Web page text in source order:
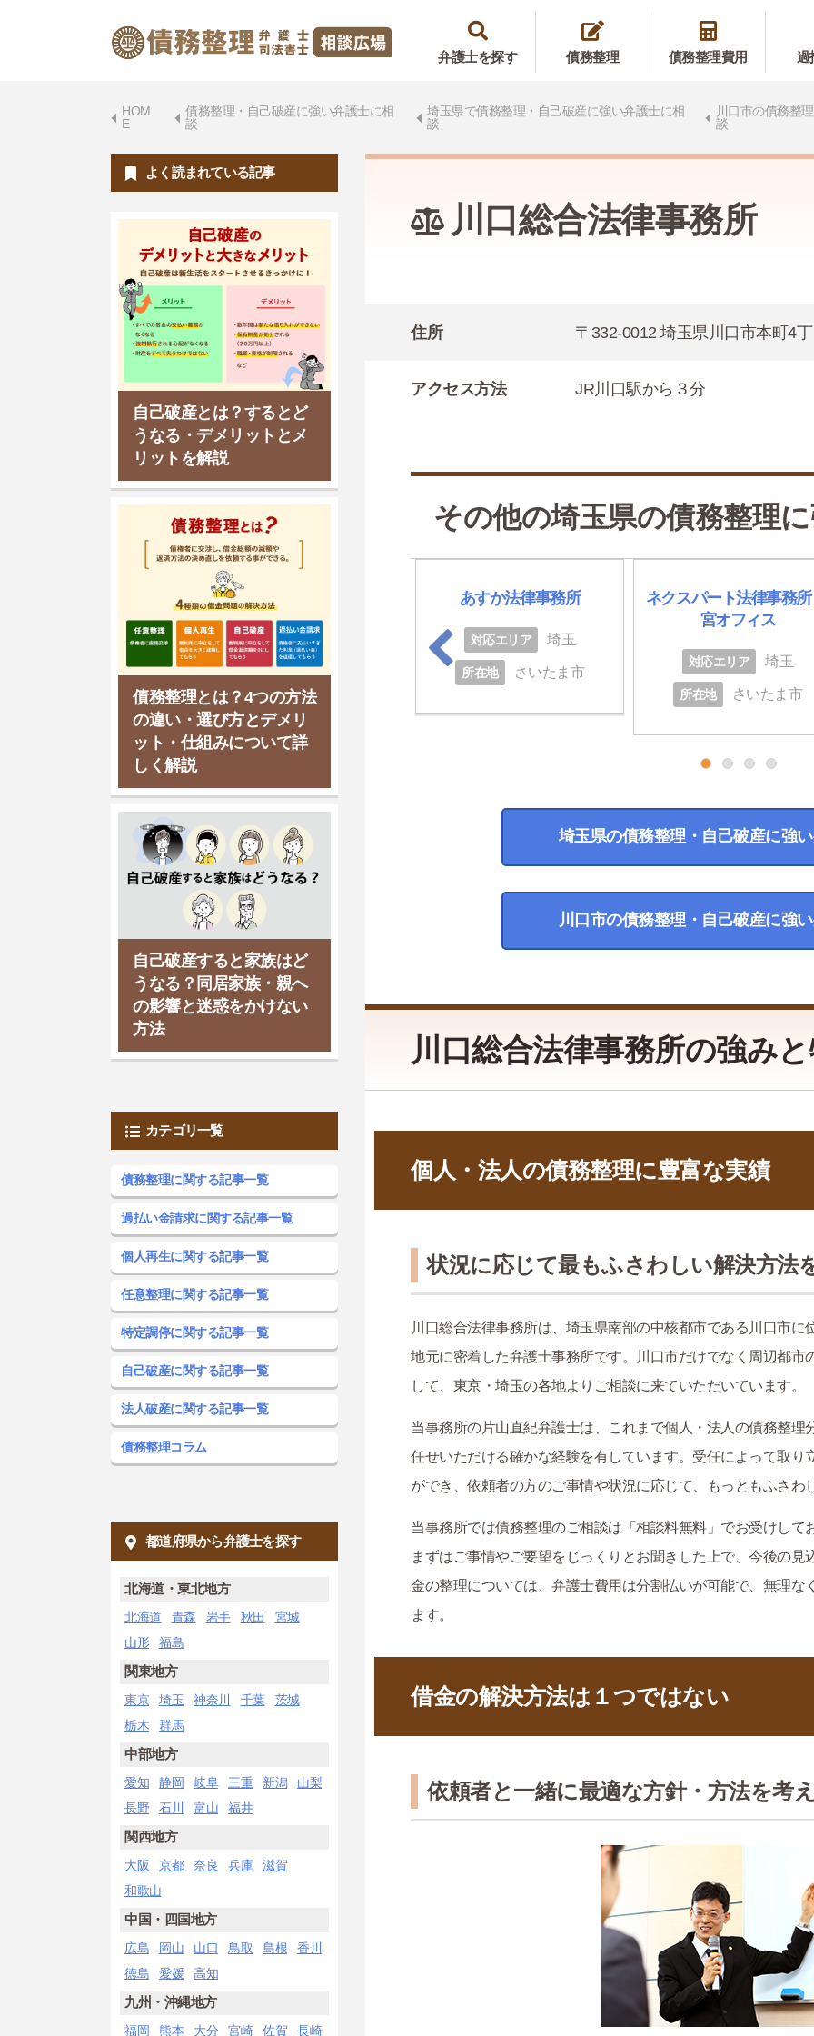
弁護士を探す 債務整理 債務整理費用 過
HOM
E
債務整理・自己破産に強い弁護士に相
談
埼玉県で債務整理・自己破産に強い弁護士に相
談
川口市の債務整
談
川口総合法律事務所
住所 〒332-0012 埼玉県川口市本町4
アクセス方法 JR川口駅から３分
その他の埼玉県の債務整理
ンス 大宮事務所
さいたま市
弁護士法人キャストグロー
バル 越谷レイクタウン支店
対応エリア
所在地 越谷市
あすか法律事務所
対応エリア 埼玉
所在地 さいたま市
ネクスパート法律事務所
宮オフィス
対応エリア 埼玉
所在地 さいたま市
埼玉県の債務整理・自己破産に強
川口市の債務整理・自己破産に強
川口総合法律事務所の強み
個人・法人の債務整理に豊富な実績
状況に応じて最もふさわしい解決方法
川口総合法律事務所は、埼玉県南部の中核都市である川口市
地元に密着した弁護士事務所です。川口市だけでなく周辺都市
して、東京・埼玉の各地よりご相談に来ていただいています。
当事務所の片山直紀弁護士は、これまで個人・法人の債務整理
任せいただける確かな経験を有しています。受任によって取り
ができ、依頼者の方のご事情や状況に応じて、もっともふさわ
当事務所では債務整理のご相談は「相談料無料」でお受けして
まずはご事情やご要望をじっくりとお聞きした上で、今後の
金の整理については、弁護士費用は分割払いが可能で、無理な
ます。
借金の解決方法は１つではない
依頼者と一緒に最適な方針・方法を考
よく読まれている記事
自己破産とは？するとど
うなる・デメリットとメ
リットを解説
債務整理とは？4つの方法
の違い・選び方とデメリ
ット・仕組みについて詳
しく解説
自己破産すると家族はど
うなる？同居家族・親へ
の影響と迷惑をかけない
方法
カテゴリ一覧
債務整理に関する記事一覧
過払い金請求に関する記事一覧
個人再生に関する記事一覧
任意整理に関する記事一覧
特定調停に関する記事一覧
自己破産に関する記事一覧
法人破産に関する記事一覧
債務整理コラム
都道府県から弁護士を探す
北海道・東北地方
北海道 青森 岩手 秋田
宮城
山形
福島
関東地方
東京 埼玉 神奈川 千葉
茨城
栃木
群馬
中部地方
愛知 静岡 岐阜 三重 新潟
山梨
長野
石川 富山 福井
関西地方
大阪 京都 奈良 兵庫
滋賀
和歌山
中国・四国地方
広島 岡山 山口 鳥取 島根
香川
徳島
愛媛 高知
九州・沖縄地方
福岡 熊本 大分 宮崎 佐賀
長崎